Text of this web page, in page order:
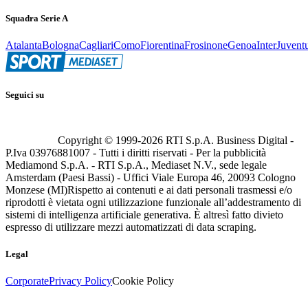
Squadra Serie A
AtalantaBolognaCagliariComoFiorentinaFrosinoneGenoaInter
Seguici su
Copyright © 1999-2026 RTI S.p.A. Business Digital -
P.Iva 03976881007 - Tutti i diritti riservati - Per la pubblicità
Mediamond S.p.A. - RTI S.p.A., Mediaset N.V., sede legale
Amsterdam (Paesi Bassi) - Uffici Viale Europa 46, 20093 Cologno
Monzese (MI)Rispetto ai contenuti e ai dati personali trasmessi e/o
riprodotti è vietata ogni utilizzazione funzionale all’addestramento di
sistemi di intelligenza artificiale generativa. È altresì fatto divieto
espresso di utilizzare mezzi automatizzati di data scraping.
Legal
CorporatePrivacy PolicyCookie Policy